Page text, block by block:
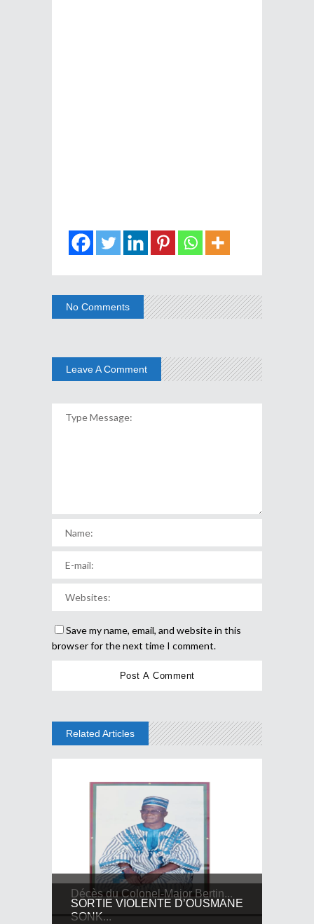
No Comments
Leave A Comment
Save my name, email, and website in this
browser for the next time I comment.
Related Articles
Décès du Colonel-Major Bertin...
SORTIE VIOLENTE D’OUSMANE
SONK...